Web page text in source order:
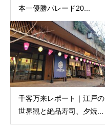
本一優勝パレード20...
千客万来レポート｜江戸の
世界観と絶品寿司、夕焼...